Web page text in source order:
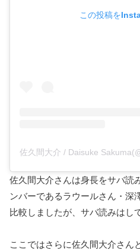
この投稿を
佐久間大介さんは身長をサバ読
ンバーであるラウールさん・深
比較しましたが、サバ読みはし
ここではさらに佐久間大介さん